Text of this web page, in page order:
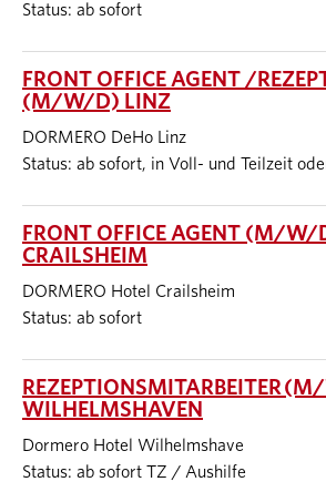
Status: ab sofort
FRONT OFFICE AGENT /
(M/W/D) LINZ
DORMERO DeHo Linz
Status: ab sofort, in Voll- und Teilzeit
FRONT OFFICE AGENT (M/W/
CRAILSHEIM
DORMERO Hotel Crailsheim
Status: ab sofort
REZEPTIONSMITARBEITER
WILHELMSHAVEN
Dormero Hotel Wilhelmshave
Status: ab sofort TZ / Aushilfe